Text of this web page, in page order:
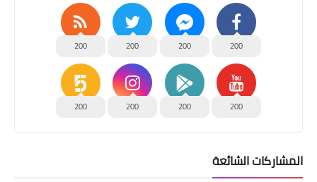
200
200
200
200
200
200
200
200
المشاركات الشائعة